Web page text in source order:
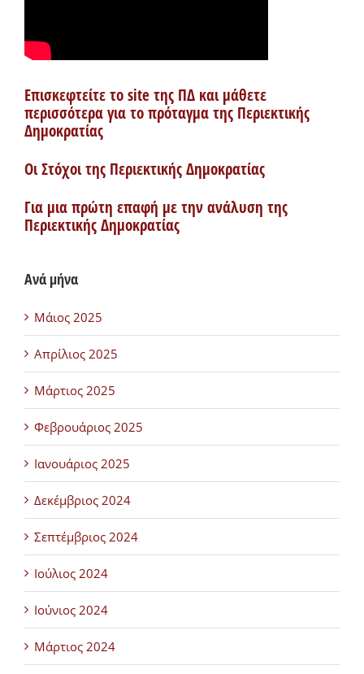
Επισκεφτείτε το site της ΠΔ και μάθετε
περισσότερα για το πρόταγμα της Περιεκτικής
Δημοκρατίας
Οι Στόχοι της Περιεκτικής Δημοκρατίας
Για μια πρώτη επαφή με την ανάλυση της
Περιεκτικής Δημοκρατίας
Ανά μήνα
Μάιος 2025
Απρίλιος 2025
Μάρτιος 2025
Φεβρουάριος 2025
Ιανουάριος 2025
Δεκέμβριος 2024
Σεπτέμβριος 2024
Ιούλιος 2024
Ιούνιος 2024
Μάρτιος 2024